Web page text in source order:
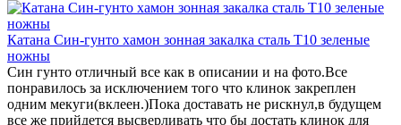
Катана Син-гунто хамон зонная закалка сталь T10 зеленые
ножны
Син гунто отличный все как в описании и на фото.Все
понравилось за исключением того что клинок закреплен
одним мекуги(вклеен.)Пока доставать не рискнул,в будущем
все же прийдется высверливать что бы достать клинок для